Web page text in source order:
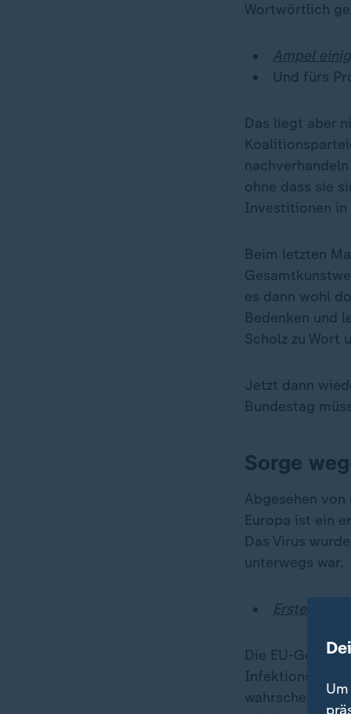
Wortwörtlich
Ampel
Und fürs
Das liegt aber
ohne dass sie
Investitionen in
Beim letzten
es dann wohl
Bedenken und
Scholz zu Wort
Jetzt dann
Bundestag
Sorge
Abgesehen
Europa ist ein
Das Virus
unterwegs war.
Erster Fall
Die EU-
Infektionsfälle